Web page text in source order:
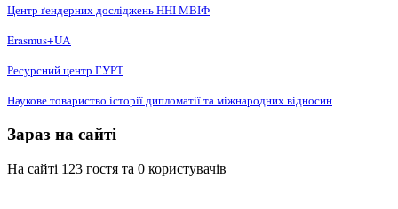
Центр ґендерних досліджень ННІ МВІФ
Erasmus+UA
Ресурсний центр ГУРТ
Наукове товариство історії дипломатії та міжнародних відносин
Зараз на сайті
На сайті 123 гостя та 0 користувачів